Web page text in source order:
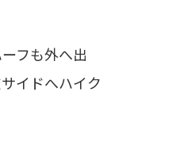
フも外へ出
イドへハイク